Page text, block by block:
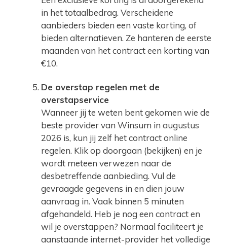
in het totaalbedrag. Verscheidene
aanbieders bieden een vaste korting, of
bieden alternatieven. Ze hanteren de eerste
maanden van het contract een korting van
€10.
De overstap regelen met de
overstapservice
Wanneer jij te weten bent gekomen wie de
beste provider van Winsum in augustus
2026 is, kun jij zelf het contract online
regelen. Klik op doorgaan (bekijken) en je
wordt meteen verwezen naar de
desbetreffende aanbieding. Vul de
gevraagde gegevens in en dien jouw
aanvraag in. Vaak binnen 5 minuten
afgehandeld. Heb je nog een contract en
wil je overstappen? Normaal faciliteert je
aanstaande internet-provider het volledige